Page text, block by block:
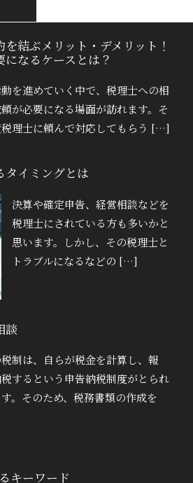
結ぶメリット・デメリット！
なるケースとは？
を進めていく中で、税理士への相
が必要になる場面が訪れます。そ
税理士に頼んで対応してもらう […]
タイミングとは
決算や確定申告、経営相談などを
税理士にされている方も多いかと
思います。しかし、その税理士と
トラブルになるなどの […]
談
制は、自らが税金を計算し、報
するという申告納税制度がとられ
。そのため、税務書類の作成を
キーワード